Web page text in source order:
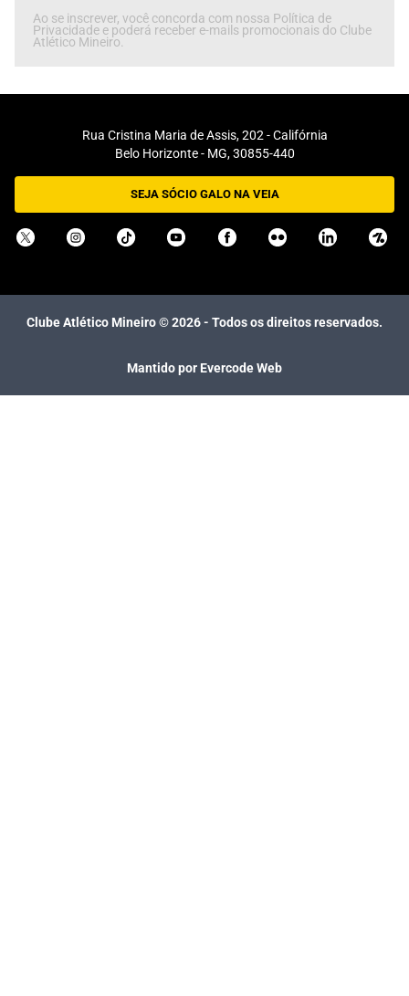
Ao se inscrever, você concorda com nossa Política de
Privacidade e poderá receber e-mails promocionais do Clube
Atlético Mineiro.
Rua Cristina Maria de Assis, 202 - Califórnia
Belo Horizonte - MG, 30855-440
SEJA SÓCIO GALO NA VEIA
Clube Atlético Mineiro ©2026- Todos os direitos reservados.
Mantido por Evercode Web